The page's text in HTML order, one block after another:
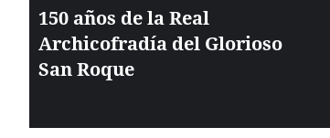
150 años de la Real
Archicofradía del Glorioso
San Roque